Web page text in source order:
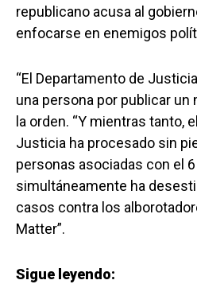
republicano acusa al
enfocarse en enemigos
“El Departamento de
una persona por publicar un
la orden. “Y mientras tanto,
Justicia ha procesado sin
personas asociadas con el
simultáneamente ha
casos contra los
Matter”.
Sigue leyendo: